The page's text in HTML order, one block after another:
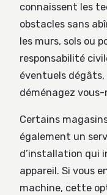
connaissent les
obstacles sans
les murs, sols ou
responsabilité
éventuels dégâts,
déménagez vous-
Certains
également un
d’installation qui
appareil. Si vous
machine, cette